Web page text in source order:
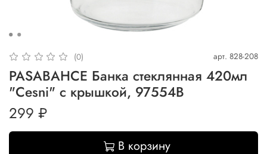
(0) арт. 828-208
PASABAHCE Банка стеклянная 420мл
"Cesni" с крышкой, 97554B
299 ₽
В корзину